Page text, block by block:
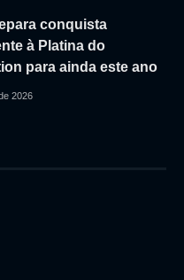
conquista
à Platina do
para ainda este ano
2026